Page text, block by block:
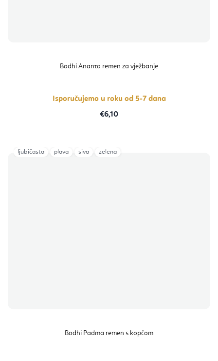
Bodhi Ananta remen za vježbanje
Isporučujemo u roku od 5-7 dana
€6,10
Bodhi Padma remen s kopčom
ljubičasta plava siva zelena